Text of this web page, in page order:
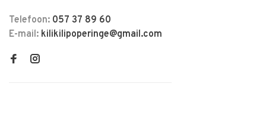
Telefoon: 057 37 89 60
E-mail: kilikilipoperinge@gmail.com